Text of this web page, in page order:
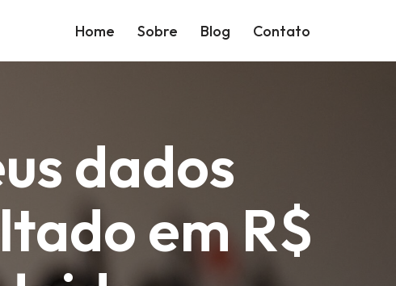
Home Sobre Blog Contato
dados
em R$